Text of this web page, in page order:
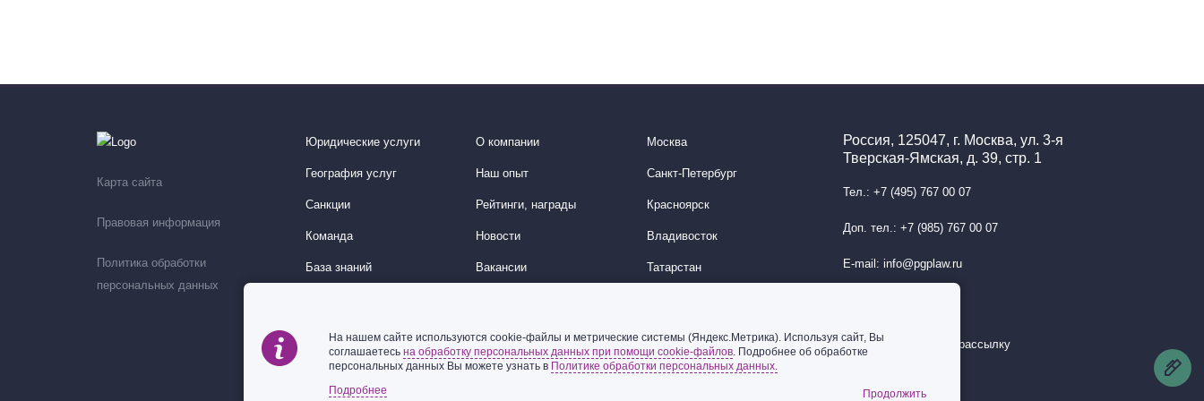
Карта сайта
Правовая информация
Политика обработки
персональных данных
Юридические услуги
География услуг
Санкции
Команда
База знаний
О компании
Наш опыт
Рейтинги, награды
Новости
Вакансии
Москва
Санкт-Петербург
Красноярск
Владивосток
Татарстан
Корейское направление
Ближний Восток
Россия, 125047, г. Москва, ул. 3-я
Тверская-Ямская, д. 39, стр. 1
Тел.: +7 (495) 767 00 07
Доп. тел.: +7 (985) 767 00 07
E-mail: info@pgplaw.ru
Подписаться на рассылку
На нашем сайте используются cookie-файлы и метрические системы (Яндекс.Метрика). Используя сайт, Вы
соглашаетесь на обработку персональных данных при помощи cookie-файлов. Подробнее об обработке
персональных данных Вы можете узнать в Политике обработки персональных данных.
Подробнее